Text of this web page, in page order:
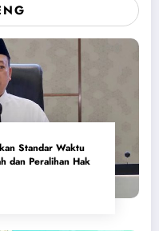
Standar Waktu
dan Peralihan Hak